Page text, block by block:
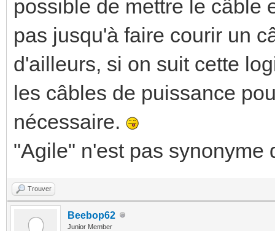
possible de mettre le câble
pas jusqu'à faire courir un
d'ailleurs, si on suit cette
les câbles de puissance
nécessaire.
"Agile" n'est pas
Trouver
Beebop62
Junior Member